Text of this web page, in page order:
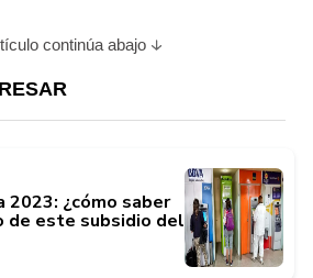
continúa abajo
2023: ¿cómo saber
de este subsidio del